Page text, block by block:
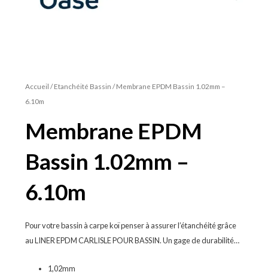
Accueil /Etanchéité Bassin / Membrane EPDM Bassin 1.02mm –
6.10m
Membrane EPDM
Bassin 1.02mm –
6.10m
Pour votre bassin à carpe koï penser à assurer l’étanchéité grâce
au LINER EPDM CARLISLE POUR BASSIN. Un gage de durabilité…
1,02mm